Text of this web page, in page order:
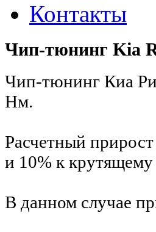
Контакты
Чип-тюнинг Kia
Чип-тюнинг Киа
Нм.
Расчетный
и 10% к
В данном случае